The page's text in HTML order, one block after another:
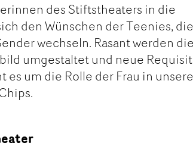
des Stiftstheaters in die
den Wünschen der Teenies,
wechseln. Rasant werden
umgestaltet und neue
um die Rolle der Frau in